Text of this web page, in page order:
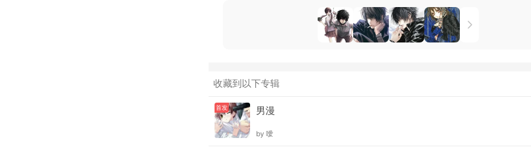
收藏到以下专辑
首发 男漫
by 噯